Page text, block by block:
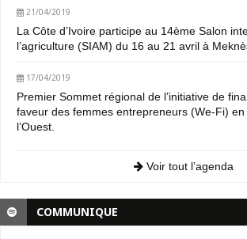
21/04/2019
La Côte d’Ivoire participe au 14ème Salon
l’agriculture (SIAM) du 16 au 21 avril à
17/04/2019
Premier Sommet régional de l’initiative de
faveur des femmes entrepreneurs (We-Fi) en
l’Ouest.
Voir tout l’agenda
COMMUNIQUE